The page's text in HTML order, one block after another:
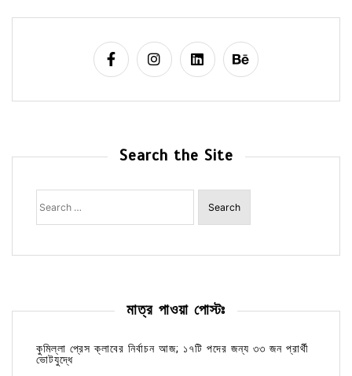
Search the Site
Search
for:
মাত্র পাওয়া পোস্টঃ
কুমিল্লা প্রেস ক্লাবের নির্বাচন আজ; ১৭টি পদের জন্য ৩৩ জন প্রার্থী
ভোটযুদ্ধে